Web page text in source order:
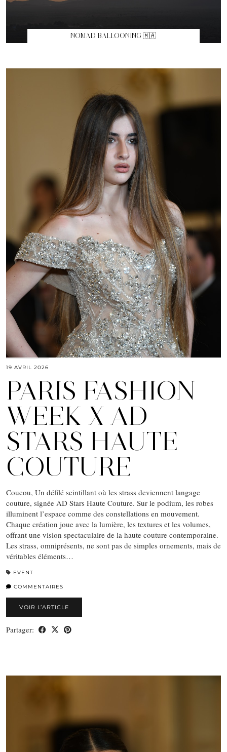
NOMAD BALLOONING 🇲🇦
19 AVRIL 2026
PARIS FASHION
WEEK X AD
STARS HAUTE
COUTURE
Coucou, Un défilé scintillant où les strass deviennent langage
couture, signée AD Stars Haute Couture. Sur le podium, les robes
illuminent l’espace comme des constellations en mouvement.
Chaque création joue avec la lumière, les textures et les volumes,
offrant une vision spectaculaire de la haute couture contemporaine.
Les strass, omniprésents, ne sont pas de simples ornements, mais de
véritables éléments…
EVENT
COMMENTAIRES
VOIR L’ARTICLE
Partager: